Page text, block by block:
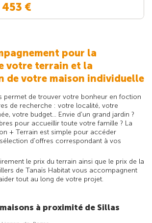
€
pour la
votre terrain et la
de votre maison individuelle
permet de trouver votre bonheur en foction
de recherche : votre localité, votre
votre budget... Envie d'un grand jardin ?
pour accueillir toute votre famille ? La
+ Terrain est simple pour accéder
d'offres correspondant à vos
le prix du terrain ainsi que le prix de la
de Tanaïs Habitat vous accompagnent
tout au long de votre projet.
à proximité de Sillas